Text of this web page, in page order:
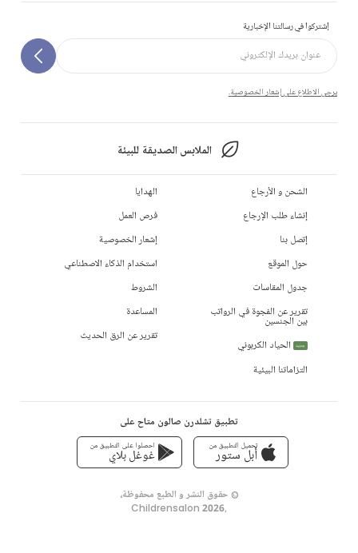
إشتركوا في رسالتنا الإخبارية
يرجى الاطلاع على إشعار الخصوصية.
الملابس الصديقة للبيئة
الشحن و الأرجاع
إنشاء طلب الإرجاع
إتصل بنا
حول الموقع
جدول المقاسات
تقرير عن الفجوة في الرواتب
بين الجنسين
جديد
الحياد الكربوني
التزاماتنا البيئية
الهدايا
فرص العمل
إشعار الخصوصية
استخدام الذكاء الاصطناعي
الشروط
المساعدة
تقرير عن الرق الحديث
تطبيق تشلدرن صالون متاح على
تحميل التطبيق من
أبل ستور
احصلوا على التطبيق من
غوغل بلاي
© حقوق النشر و الطبع محفوظة،
,
Childrensalon 2026